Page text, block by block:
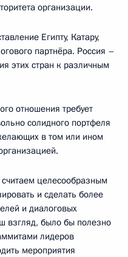
организации.
Египту, Катару,
партнёра. Россия –
этих стран к различным
отношения требует
солидного портфеля
в том или ином
целесообразным
и сделать более
и диалоговых
взгляд, было бы полезно
лидеров
мероприятия